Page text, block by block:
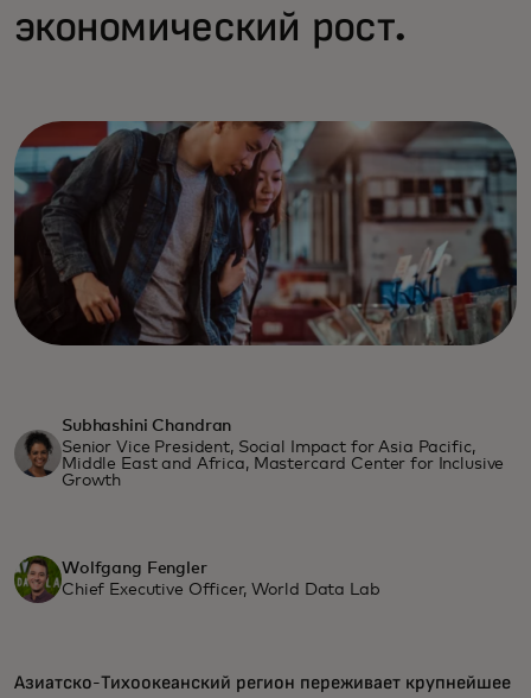
экономический рост.
Subhashini Chandran
Senior Vice President, Social Impact for Asia Pacific,
Middle East and Africa, Mastercard Center for Inclusive
Growth
Wolfgang Fengler
Chief Executive Officer, World Data Lab
Азиатско-Тихоокеанский регион переживает крупнейшее